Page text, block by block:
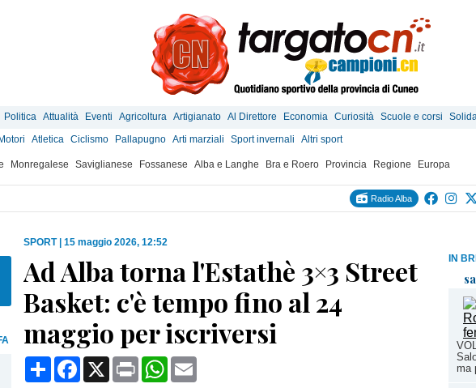
Politica Attualità Eventi Agricoltura Artigianato Al Direttore Economia Curiosità Scuole e corsi
Motori Atletica Ciclismo Pallapugno Arti marziali Sport invernali Altri sport
Monregalese Saviglianese Fossanese Alba e Langhe Bra e Roero Provincia Regione Europa
Radio Alba
IN
ma
SPORT| 15 maggio 2026, 12:52
Ad Alba torna l'Estathè 3×3 Street
Basket: c'è tempo fino al 24
maggio per iscriversi
CondividiFacebook
X Print WhatsApp